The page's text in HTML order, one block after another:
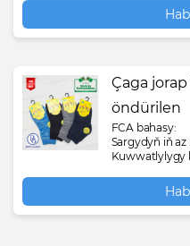
Çaga
öndürilen
FCA bahasy:
Sargydyň iň
Kuwwatlylygy